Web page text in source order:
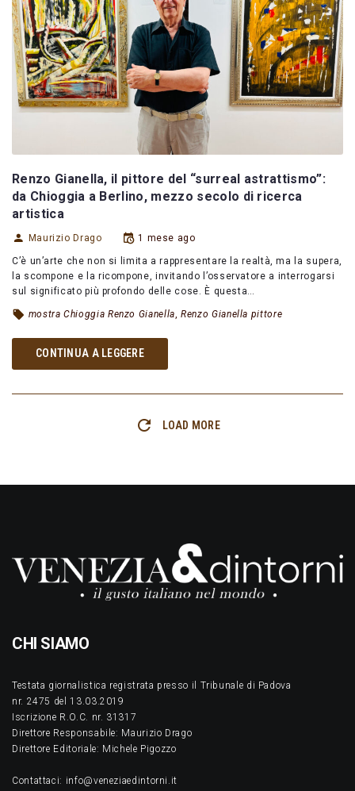
Renzo Gianella, il pittore del “surreal astrattismo”:
da Chioggia a Berlino, mezzo secolo di ricerca
artistica
Maurizio Drago 1 mese ago
C’è un’arte che non si limita a rappresentare la realtà, ma la supera,
la scompone e la ricompone, invitando l’osservatore a interrogarsi
sul significato più profondo delle cose. È questa…
mostra Chioggia Renzo Gianella ,Renzo Gianella pittore
CONTINUA A LEGGERE
LOAD MORE
CHI SIAMO
Testata giornalistica registrata presso il Tribunale di Padova
nr. 2475 del 13.03.2019
Iscrizione R.O.C. nr. 31317
Direttore Responsabile: Maurizio Drago
Direttore Editoriale: Michele Pigozzo
Contattaci: info@veneziaedintorni.it